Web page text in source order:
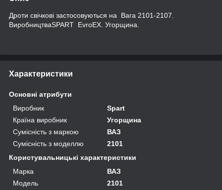
Дроти свічкові застосовуються на Вага 2101-2107.
ВиробництваSPART EvroEX. Угорщина.
Характеристики
Основні атрибути
Виробник
Spart
Країна виробник
Угорщина
Сумісність з маркою
ВАЗ
Сумісність з моделлю
2101
Користувальницькі характеристики
Марка
ВАЗ
Модель
2101